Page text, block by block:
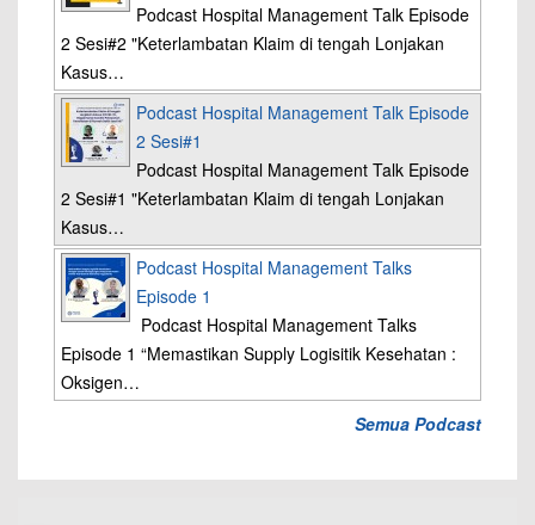
Podcast Hospital Management Talk Episode
2 Sesi#2 "Keterlambatan Klaim di tengah Lonjakan
Kasus…
Podcast Hospital Management Talk Episode
2 Sesi#1
Podcast Hospital Management Talk Episode
2 Sesi#1 "Keterlambatan Klaim di tengah Lonjakan
Kasus…
Podcast Hospital Management Talks
Episode 1
Podcast Hospital Management Talks
Episode 1 “Memastikan Supply Logisitik Kesehatan :
Oksigen…
Semua Podcast